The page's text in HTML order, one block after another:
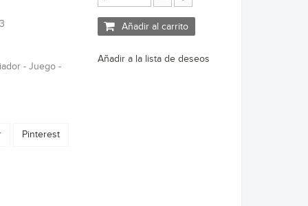
- Juego -
Pinterest
Añadir al carrito
Añadir a la lista de deseos